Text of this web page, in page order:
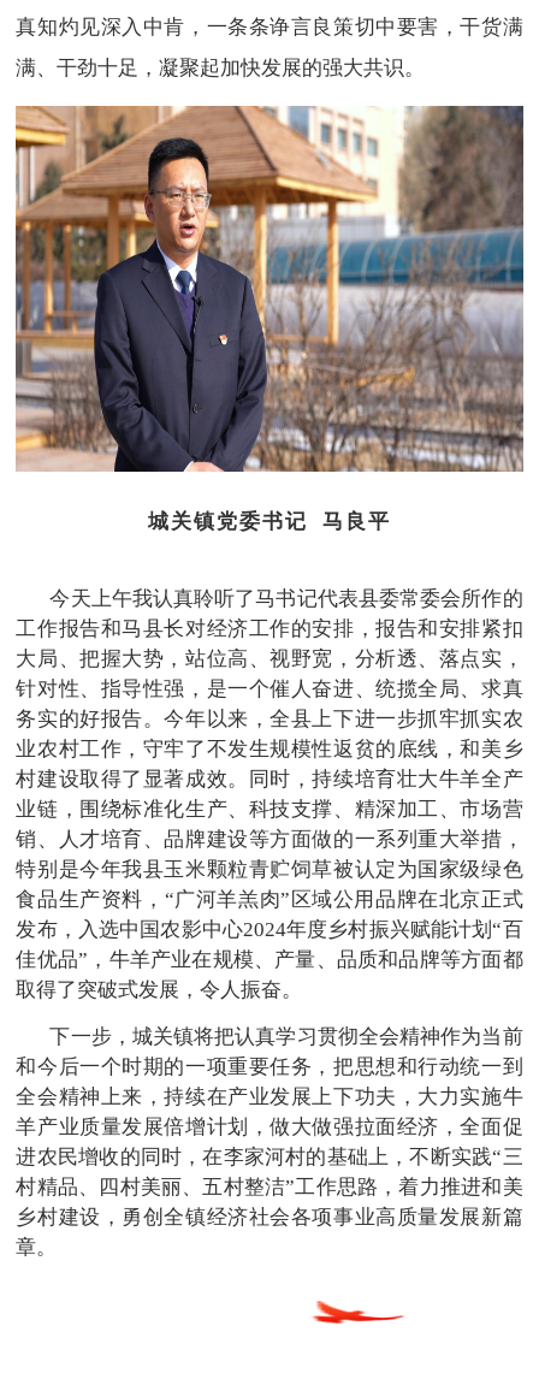
真知灼见深入中肯，一条条诤言良策切中要害，干货满
满、干劲十足，凝聚起加快发展的强大共识。
城关镇党委书记 马良平
今天上午我认真聆听了马书记代表县委常委会所作的
工作报告和马县长对经济工作的安排，报告和安排紧扣
大局、把握大势，站位高、视野宽，分析透、落点实，
针对性、指导性强，是一个催人奋进、统揽全局、求真
务实的好报告。今年以来，全县上下进一步抓牢抓实农
业农村工作，守牢了不发生规模性返贫的底线，和美乡
村建设取得了显著成效。同时，持续培育壮大牛羊全产
业链，围绕标准化生产、科技支撑、精深加工、市场营
销、人才培育、品牌建设等方面做的一系列重大举措，
特别是今年我县玉米颗粒青贮饲草被认定为国家级绿色
食品生产资料，“广河羊羔肉”区域公用品牌在北京正式
发布，入选中国农影中心2024年度乡村振兴赋能计划“百
佳优品”，牛羊产业在规模、产量、品质和品牌等方面都
取得了突破式发展，令人振奋。
下一步，城关镇将把认真学习贯彻全会精神作为当前
和今后一个时期的一项重要任务，把思想和行动统一到
全会精神上来，持续在产业发展上下功夫，大力实施牛
羊产业质量发展倍增计划，做大做强拉面经济，全面促
进农民增收的同时，在李家河村的基础上，不断实践“三
村精品、四村美丽、五村整洁”工作思路，着力推进和美
乡村建设，勇创全镇经济社会各项事业高质量发展新篇
章。